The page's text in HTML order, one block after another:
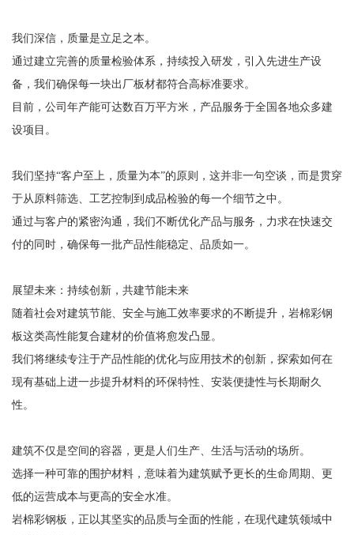
我们深信，质量是立足之本。
通过建立完善的质量检验体系，持续投入研发，引入先进生产设
备，我们确保每一块出厂板材都符合高标准要求。
目前，公司年产能可达数百万平方米，产品服务于全国各地众多建
设项目。
我们坚持“客户至上，质量为本”的原则，这并非一句空谈，而是贯穿
于从原料筛选、工艺控制到成品检验的每一个细节之中。
通过与客户的紧密沟通，我们不断优化产品与服务，力求在快速交
付的同时，确保每一批产品性能稳定、品质如一。
展望未来：持续创新，共建节能未来
随着社会对建筑节能、安全与施工效率要求的不断提升，岩棉彩钢
板这类高性能复合建材的价值将愈发凸显。
我们将继续专注于产品性能的优化与应用技术的创新，探索如何在
现有基础上进一步提升材料的环保特性、安装便捷性与长期耐久
性。
建筑不仅是空间的容器，更是人们生产、生活与活动的场所。
选择一种可靠的围护材料，意味着为建筑赋予更长的生命周期、更
低的运营成本与更高的安全水准。
岩棉彩钢板，正以其坚实的品质与全面的性能，在现代建筑领域中